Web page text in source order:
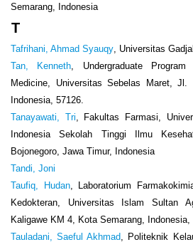
Semarang, Indonesia
T
Tafrihani, Ahmad Syauqy , Universitas
Tan, Kenneth , Undergraduate
Medicine, Universitas Sebelas Maret, Jl.
Indonesia, 57126.
Tanayawati, Tri , Fakultas Farmasi,
Indonesia Sekolah Tinggi Ilmu
Bojonegoro, Jawa Timur, Indonesia
Tandi, Joni
Taufiq, Hudan, Laboratorium
Kedokteran, Universitas Islam Sultan
Kaligawe KM 4, Kota Semarang, Indonesia,
Tauladani, Saeful Akhmad , Politeknik